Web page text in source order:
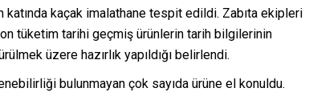
kaçak imalathane tespit edildi. Zabıta ekipleri
tüketim tarihi geçmiş ürünlerin tarih bilgilerinin
üzere hazırlık yapıldığı belirlendi.
bulunmayan çok sayıda ürüne el konuldu.